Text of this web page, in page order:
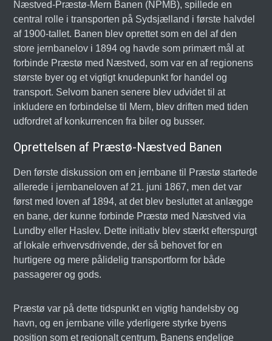
Næstved-Præstø-Mern Banen (NPMB), spillede en
central rolle i transporten på Sydsjælland i første halvdel
af 1900-tallet. Banen blev oprettet som en del af den
store jernbanelov i 1894 og havde som primært mål at
forbinde Præstø med Næstved, som var en af regionens
største byer og et vigtigt knudepunkt for handel og
transport. Selvom banen senere blev udvidet til at
inkludere en forbindelse til Mern, blev driften med tiden
udfordret af konkurrencen fra biler og busser.
Oprettelsen af Præstø-Næstved Banen
Den første diskussion om en jernbane til Præstø startede
allerede i jernbaneloven af 21. juni 1867, men det var
først med loven af 1894, at det blev besluttet at anlægge
en bane, der kunne forbinde Præstø med Næstved via
Lundby eller Haslev. Dette initiativ blev stærkt efterspurgt
af lokale erhvervsdrivende, der så behovet for en
hurtigere og mere pålidelig transportform for både
passagerer og gods.
Præstø var på dette tidspunkt en vigtig handelsby og
havn, og en jernbane ville yderligere styrke byens
position som et regionalt centrum. Banens endelige